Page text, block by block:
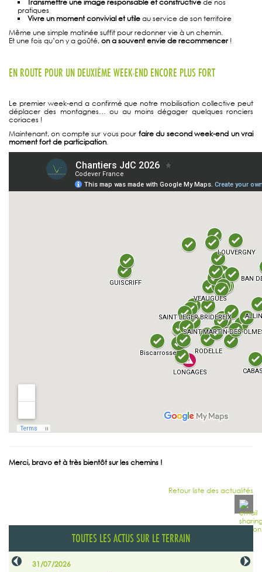
pratiques
Vivre un moment convivial et utileau service de son territoire
Même une simple matinée suffit pour redonner vie à un chemin.
Et une fois qu’on y a goûté,on a souvent envie de recommencer!
EN ROUTE POUR UN DEUXIÈME WEEK-END ENCORE PLUS FORT
Le premier week-end a confirmé que notre mobilisation collective peut
déplacer des montagnes… ou au moins dégager quelques ronciers
coriaces !
Maintenant, on compte sur vous pour faire du second week-end un vrai
moment fort de participation.
Merci, bravo et à très bientôt sur les chemins !
Retour liste des actualités
TOUTES LES ACTUS SUR LE TERRAIN
31/07/2026 29/07/